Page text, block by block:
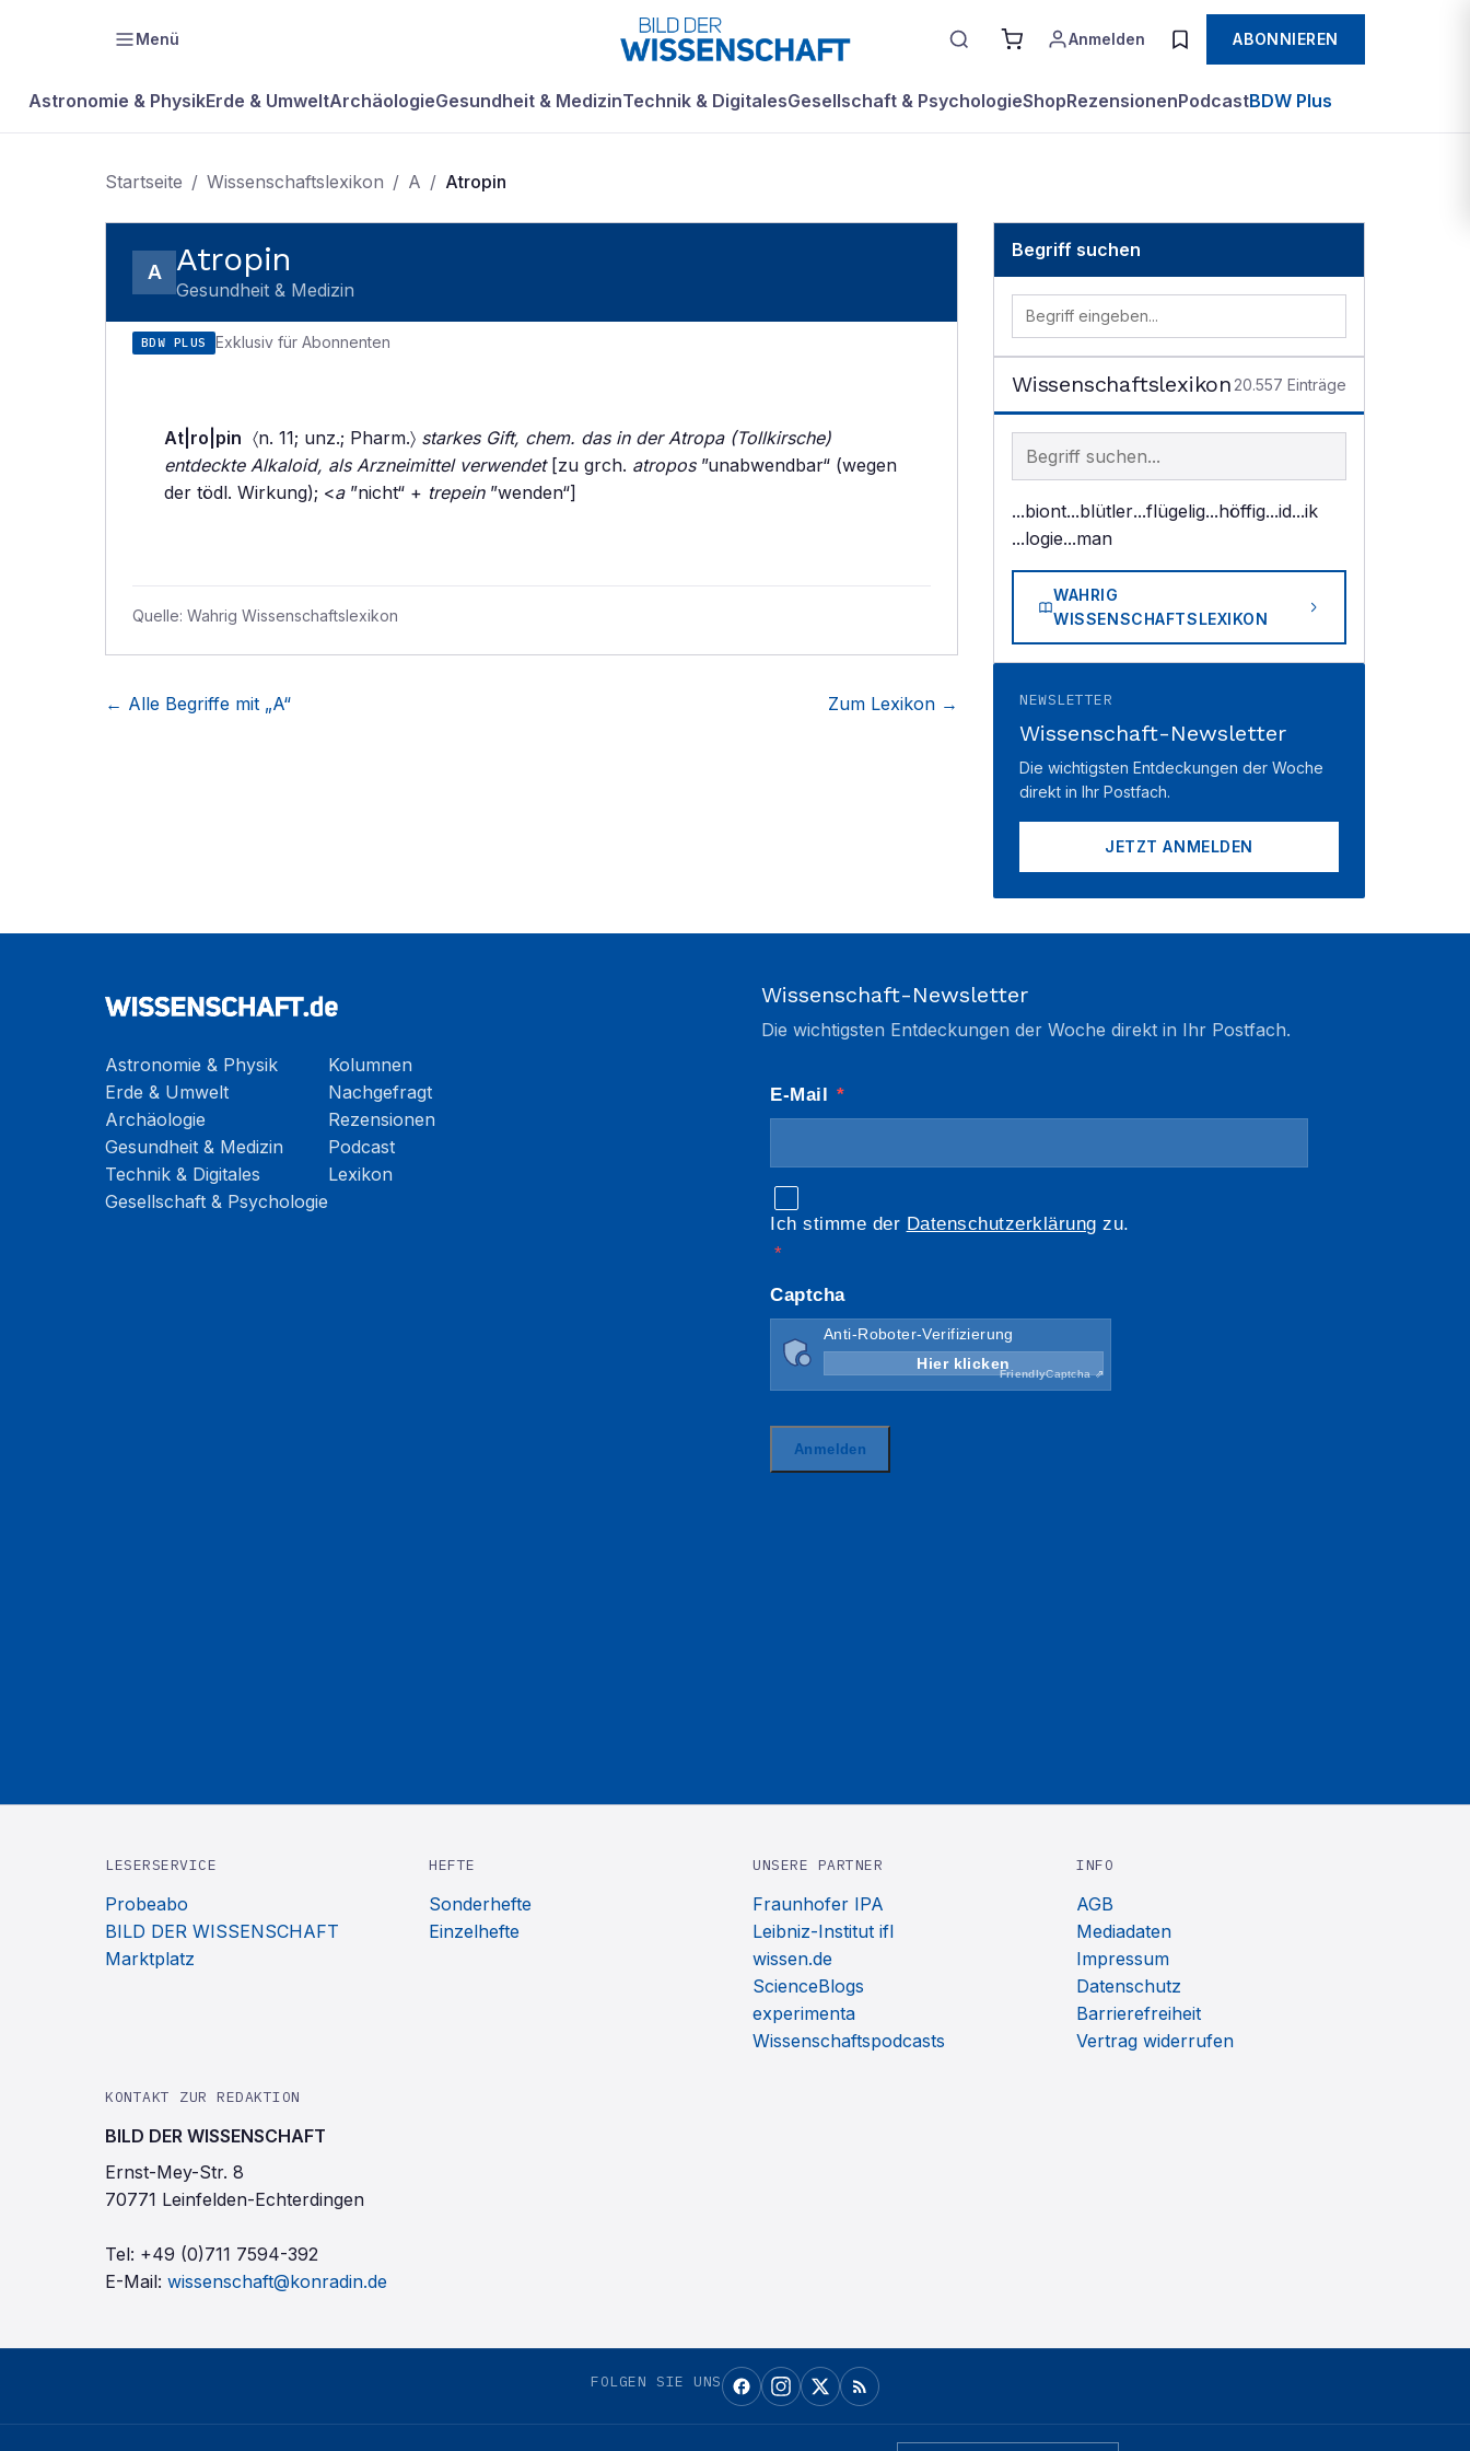
Menü Anmelden ABONNIEREN
Astronomie & PhysikErde & UmweltArchäologieGesundheit & MedizinTechnik & DigitalesGesellschaft & PsychologieShopRezensionenPodcastBDW Plus
Startseite / Wissenschaftslexikon / A / Atropin
A Atropin
Gesundheit & Medizin
BDW PLUS Exklusiv für Abonnenten
At|ro|pin 〈n. 11; unz.; Pharm.〉 starkes Gift, chem. das in der Atropa (Tollkirsche)
entdeckte Alkaloid, als Arzneimittel verwendet[zu grch. atropos”unabwendbar“ (wegen
der tödl. Wirkung); <a”nicht“ + trepein”wenden“]
Quelle: Wahrig Wissenschaftslexikon
← Alle Begriffe mit „A“ Zum Lexikon →
Begriff suchen
Wissenschaftslexikon 20.557 Einträge
Begriff im Lexikon suchen
...biont...blütler...flügelig...höffig...id...ik
...logie...man
WAHRIG
WISSENSCHAFTSLEXIKON
NEWSLETTER
Wissenschaft-Newsletter
Die wichtigsten Entdeckungen der Woche
direkt in Ihr Postfach.
JETZT ANMELDEN
Astronomie & Physik
Erde & Umwelt
Archäologie
Gesundheit & Medizin
Technik & Digitales
Gesellschaft & Psychologie
Kolumnen
Nachgefragt
Rezensionen
Podcast
Lexikon
Wissenschaft-Newsletter
Die wichtigsten Entdeckungen der Woche direkt in Ihr Postfach.
LESERSERVICE
Probeabo
BILD DER WISSENSCHAFT
Marktplatz
HEFTE
Sonderhefte
Einzelhefte
UNSERE PARTNER
Fraunhofer IPA
Leibniz-Institut ifl
wissen.de
ScienceBlogs
experimenta
Wissenschaftspodcasts
INFO
AGB
Mediadaten
Impressum
Datenschutz
Barrierefreiheit
Vertrag widerrufen
KONTAKT ZUR REDAKTION
BILD DER WISSENSCHAFT
Ernst-Mey-Str. 8
70771 Leinfelden-Echterdingen
Tel: +49 (0)711 7594-392
E-Mail: wissenschaft@konradin.de
FOLGEN SIE UNS